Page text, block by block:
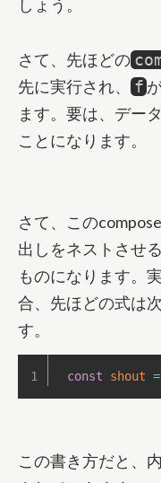
しょう。
さて、先ほどの
先に実行され、
f
ます。要は、データ
ことになります。
さて、この
出しをネストさせ
ものになります。
合、先ほどの式は
す。
const shout =
この書き方だと、